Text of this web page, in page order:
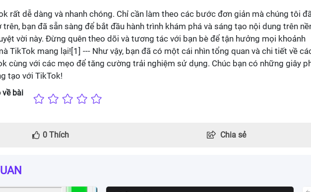
rất dễ dàng và nhanh chóng. Chỉ cần làm theo các bước đơn giản mà chúng tôi
trên, bạn đã sẵn sàng để bắt đầu hành trình khám phá và sáng tạo nội dung trên
vời này. Đừng quên theo dõi và tương tác với bạn bè để tận hưởng mọi khoảnh
TikTok mang lại![1] --- Như vậy, bạn đã có một cái nhìn tổng quan và chi tiết về
cùng với các mẹo để tăng cường trải nghiệm sử dụng. Chúc bạn có những giây
tạo với TikTok!
về bài
0Thích Chia sẻ